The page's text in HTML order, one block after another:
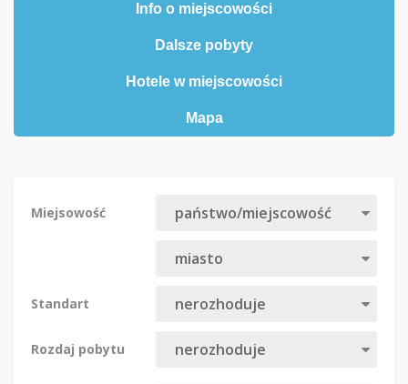
Info o miejscowości
Dalsze pobyty
Hotele w miejscowości
Mapa
Miejsowość
Standart
Rozdaj pobytu